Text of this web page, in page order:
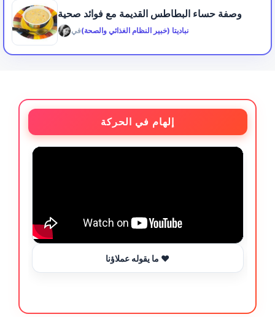
وصفة حساء البطاطس القديمة مع فوائد صحية
فينباديتا (خبير النظام الغذائي والصحة)
إلهام في الحركة
ما يقوله عملاؤنا ❤️